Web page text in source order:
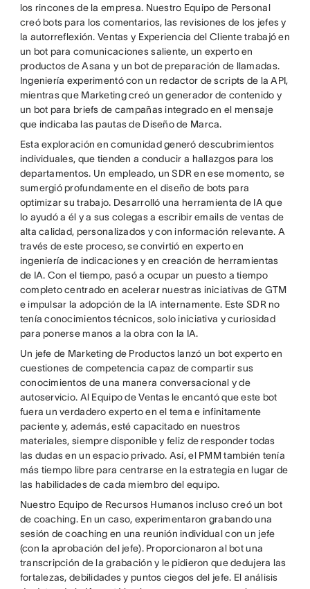
los rincones de la empresa. Nuestro Equipo de Personal
creó bots para los comentarios, las revisiones de los jefes y
la autorreflexión. Ventas y Experiencia del Cliente trabajó en
un bot para comunicaciones saliente, un experto en
productos de Asana y un bot de preparación de llamadas.
Ingeniería experimentó con un redactor de scripts de la API,
mientras que Marketing creó un generador de contenido y
un bot para briefs de campañas integrado en el mensaje
que indicaba las pautas de Diseño de Marca.
Esta exploración en comunidad generó descubrimientos
individuales, que tienden a conducir a hallazgos para los
departamentos. Un empleado, un SDR en ese momento, se
sumergió profundamente en el diseño de bots para
optimizar su trabajo. Desarrolló una herramienta de IA que
lo ayudó a él y a sus colegas a escribir emails de ventas de
alta calidad, personalizados y con información relevante. A
través de este proceso, se convirtió en experto en
ingeniería de indicaciones y en creación de herramientas
de IA. Con el tiempo, pasó a ocupar un puesto a tiempo
completo centrado en acelerar nuestras iniciativas de GTM
e impulsar la adopción de la IA internamente. Este SDR no
tenía conocimientos técnicos, solo iniciativa y curiosidad
para ponerse manos a la obra con la IA.
Un jefe de Marketing de Productos lanzó un bot experto en
cuestiones de competencia capaz de compartir sus
conocimientos de una manera conversacional y de
autoservicio. Al Equipo de Ventas le encantó que este bot
fuera un verdadero experto en el tema e infinitamente
paciente y, además, esté capacitado en nuestros
materiales, siempre disponible y feliz de responder todas
las dudas en un espacio privado. Así, el PMM también tenía
más tiempo libre para centrarse en la estrategia en lugar de
las habilidades de cada miembro del equipo.
Nuestro Equipo de Recursos Humanos incluso creó un bot
de coaching. En un caso, experimentaron grabando una
sesión de coaching en una reunión individual con un jefe
(con la aprobación del jefe). Proporcionaron al bot una
transcripción de la grabación y le pidieron que dedujera las
fortalezas, debilidades y puntos ciegos del jefe. El análisis